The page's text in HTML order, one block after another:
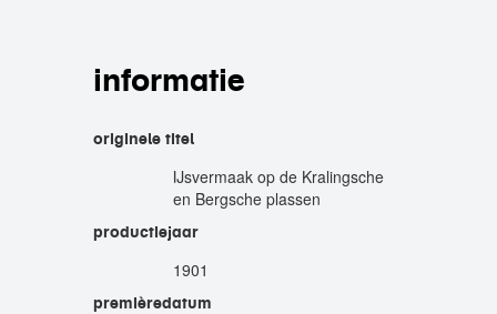
informatie
originele titel
IJsvermaak op de Kralingsche
en Bergsche plassen
productiejaar
1901
premièredatum